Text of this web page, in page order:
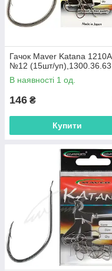
Гачок Maver Katana 1210A
№12 (15шт/уп),1300.36.63
В наявності 1 од.
146 ₴
Купити